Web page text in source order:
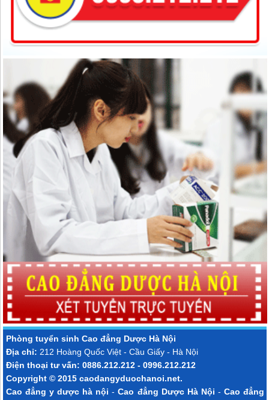
Phòng tuyển sinh Cao đẳng Dược Hà Nội
Địa chỉ: 212 Hoàng Quốc Việt - Cầu Giấy - Hà Nội
Điện thoại tư vấn: 0886.212.212 - 0996.212.212
Copyright © 2015 caodangyduochanoi.net.
Cao đẳng y dược hà nội -Cao đẳng Dược Hà Nội -Cao đẳng